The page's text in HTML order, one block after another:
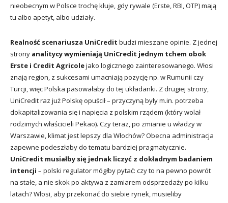
nieobecnym w Polsce trochę kłuje, gdy rywale (Erste, RBI, OTP) mają
tu albo apetyt, albo udziały.
Realność scenariusza UniCredit budzi mieszane opinie. Z jednej
strony analitycy wymieniają UniCredit jednym tchem obok
Erste i Credit Agricolejako logicznego zainteresowanego. Włosi
znają region, z sukcesami umacniają pozycję np. w Rumunii czy
Turcji, więc Polska pasowałaby do tej układanki. Z drugiej strony,
UniCredit raz już Polskę opuścił – przyczyną były m.in. potrzeba
dokapitalizowania się i napięcia z polskim rządem (który wolał
rodzimych właścicieli Pekao). Czy teraz, po zmianie u władzy w
Warszawie, klimat jest lepszy dla Włochów? Obecna administracja
zapewne podeszłaby do tematu bardziej pragmatycznie.
UniCredit musiałby się jednak liczyć z dokładnym badaniem
intencji – polski regulator mógłby pytać: czy to na pewno powrót
na stałe, a nie skok po aktywa z zamiarem odsprzedaży po kilku
latach? Włosi, aby przekonać do siebie rynek, musieliby